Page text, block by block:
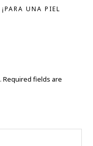
UNA PIEL
Required fields are